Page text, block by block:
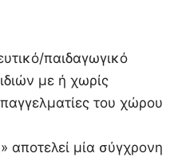
παιδαγωγικό
με ή χωρίς
του χώρου
αποτελεί μία σύγχρονη